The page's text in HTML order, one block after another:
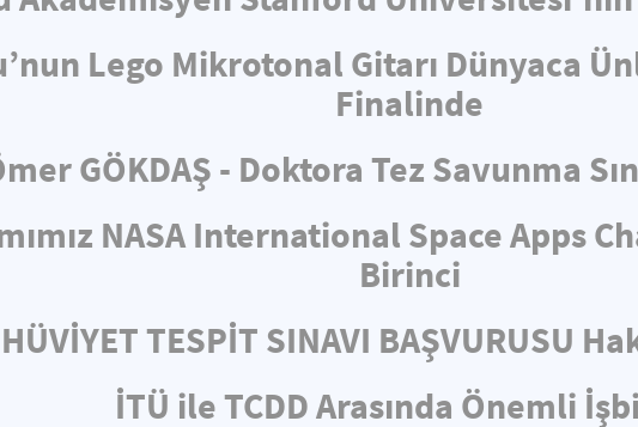
Lego Mikrotonal Gitarı Dünyaca
Finalinde
GÖKDAŞ - Doktora Tez Savunma
NASA International Space Apps
Birinci
TESPİT SINAVI BAŞVURUSU
İTÜ ile TCDD Arasında Önemli